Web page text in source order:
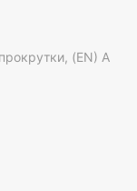
(EN) А